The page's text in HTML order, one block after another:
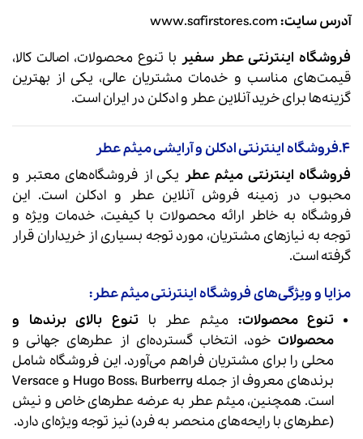
آدرس سایت:
فروشگاه اینترنتی عطر سفیر با تنوع محصولات، اصالت کالا،
قیمت‌های مناسب و خدمات مشتریان عالی، یکی از بهترین
گزینه‌ها برای خرید آنلاین عطر و ادکلن در ایران است.
4. فروشگاه اینترنتی ادکلن و آرایشیمیثم عطر
فروشگاه اینترنتی میثم عطر یکی از فروشگاه‌های معتبر و
محبوب در زمینه فروش آنلاین عطر و ادکلن است. این
فروشگاه به خاطر ارائه محصولات با کیفیت، خدمات ویژه و
توجه به نیازهای مشتریان، مورد توجه بسیاری از خریداران قرار
گرفته است.
مزایا و ویژگی‌های فروشگاه اینترنتی میثم عطر:
تنوع محصولات: میثم عطر باتنوع بالای برندها و
محصولاتخود، انتخاب گسترده‌ای از عطرهای جهانی و
محلی را برای مشتریان فراهم می‌آورد. این فروشگاه شامل
برندهای معروف از جمله Hugo Boss، Burberry و Versace
است. همچنین، میثم عطر به عرضه عطرهای خاص و نیش
(عطرهای با رایحه‌های منحصر به فرد) نیز توجه ویژه‌ای دارد.